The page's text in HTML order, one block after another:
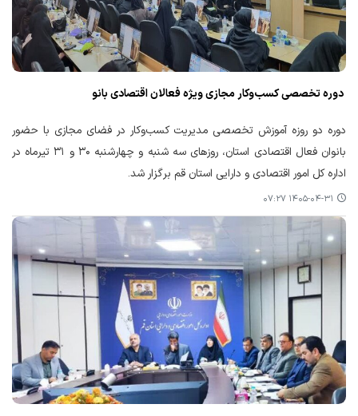
دوره تخصصی کسب‌وکار مجازی ویژه فعالان اقتصادی بانو
دوره دو روزه آموزش تخصصی مدیریت کسب‌وکار در فضای مجازی با حضور
بانوان فعال اقتصادی استان، روزهای سه شنبه و چهارشنبه ۳۰ و ۳۱ تیرماه در
اداره کل امور اقتصادی و دارایی استان قم برگزار شد.
۱۴۰۵-۰۴-۳۱ ۰۷:۲۷